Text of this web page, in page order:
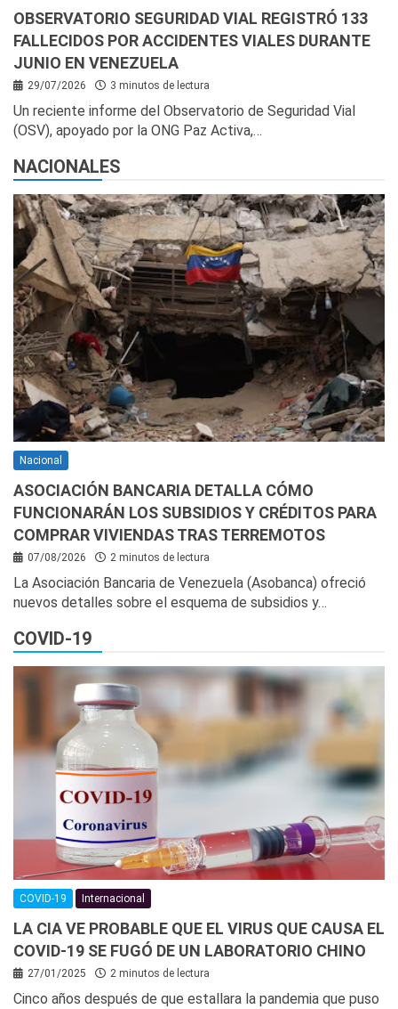
OBSERVATORIO SEGURIDAD VIAL REGISTRÓ 133
FALLECIDOS POR ACCIDENTES VIALES DURANTE
JUNIO EN VENEZUELA
29/07/2026 3 minutos de lectura
Un reciente informe del Observatorio de Seguridad Vial
(OSV), apoyado por la ONG Paz Activa,…
NACIONALES
Nacional
ASOCIACIÓN BANCARIA DETALLA CÓMO
FUNCIONARÁN LOS SUBSIDIOS Y CRÉDITOS PARA
COMPRAR VIVIENDAS TRAS TERREMOTOS
07/08/2026 2 minutos de lectura
La Asociación Bancaria de Venezuela (Asobanca) ofreció
nuevos detalles sobre el esquema de subsidios y…
COVID-19
COVID-19 Internacional
LA CIA VE PROBABLE QUE EL VIRUS QUE CAUSA EL
COVID-19 SE FUGÓ DE UN LABORATORIO CHINO
27/01/2025 2 minutos de lectura
Cinco años después de que estallara la pandemia que puso